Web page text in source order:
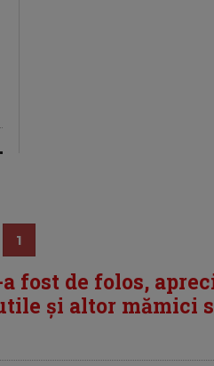
1
fost de folos,
și altor mămici